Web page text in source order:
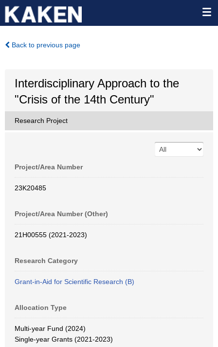
Back to previous page
Interdisciplinary Approach to the
"Crisis of the 14th Century"
Research Project
Project/Area Number
23K20485
Project/Area Number (Other)
21H00555 (2021-2023)
Research Category
Grant-in-Aid for Scientific Research (B)
Allocation Type
Multi-year Fund (2024)
Single-year Grants (2021-2023)